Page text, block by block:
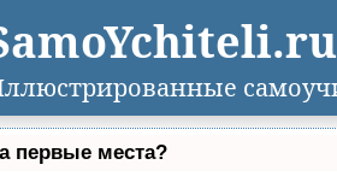
первые места?